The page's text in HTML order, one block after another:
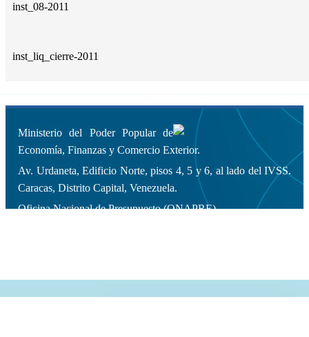
inst_08-2011
inst_liq_cierre-2011
Ministerio del Poder Popular de
Economía, Finanzas y Comercio Exterior.
Av. Urdaneta, Edificio Norte, pisos 4, 5 y 6, al lado del IVSS.
Caracas, Distrito Capital, Venezuela.
Oficina Nacional de Presupuesto (ONAPRE).